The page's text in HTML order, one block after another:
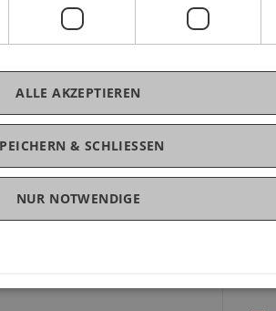
für die
ebenso eine Rolle wie
Litigation»). Ein rezentes
das den Ölriesen Shell
Haftpflichtversicherer
aber auch eine
Erste europäische
werden.
Weiterbildung iSv Art 14
& SCHLIESSEN
ALLE AKZEPTIEREN
NUR NOTWENDIGE